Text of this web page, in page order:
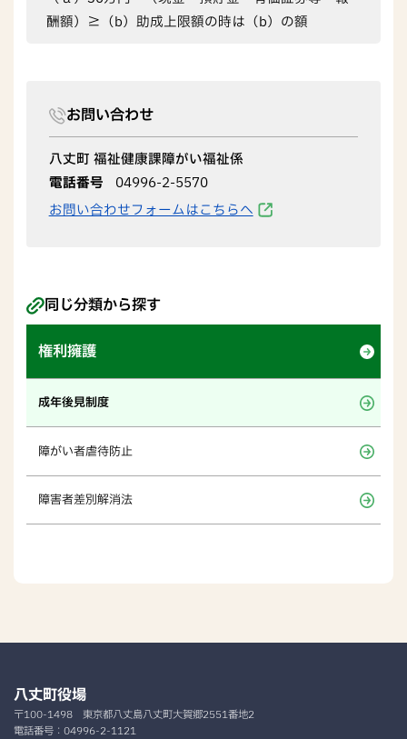
酬額）≧（b）助成上限額の時は（b）の額
お問い合わせ
八丈町 福祉健康課障がい福祉係
電話番号
04996-2-5570
お問い合わせフォームはこちらへ
同じ分類から探す
権利擁護
成年後見制度
障がい者虐待防止
障害者差別解消法
八丈町役場
〒100-1498 東京都八丈島八丈町大賀郷2551番地2
電話番号： 04996-2-1121